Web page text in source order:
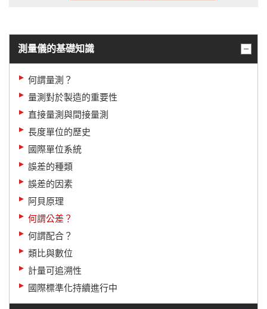
測量儀的基礎知識
何謂量測？
量測對於製造的重要性
直接量測與間接量測
長度單位的歷史
國際單位系統
誤差的種類
誤差的因素
阿貝原理
何謂公差？
何謂配合？
類比與數位
計量可追溯性
國際標準化持續進行中